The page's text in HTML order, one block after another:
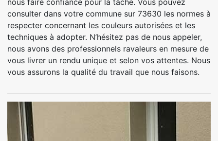
nous faire confiance pour la tâche. Vous pouvez
consulter dans votre commune sur 73630 les normes à
respecter concernant les couleurs autorisées et les
techniques à adopter. N’hésitez pas de nous appeler,
nous avons des professionnels ravaleurs en mesure de
vous livrer un rendu unique et selon vos attentes. Nous
vous assurons la qualité du travail que nous faisons.